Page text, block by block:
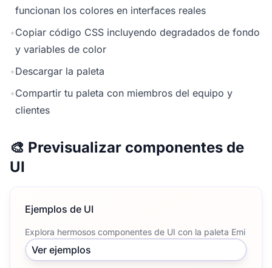
funcionan los colores en interfaces reales
•Copiar código CSS incluyendo degradados de fondo
y variables de color
•Descargar la paleta
•Compartir tu paleta con miembros del equipo y
clientes
🎨 Previsualizar componentes de
UI
Ejemplos de UI
Explora hermosos componentes de UI con la paleta Emi
Ver ejemplos